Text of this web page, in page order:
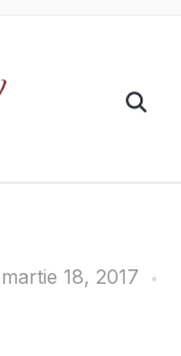
martie 18, 2017